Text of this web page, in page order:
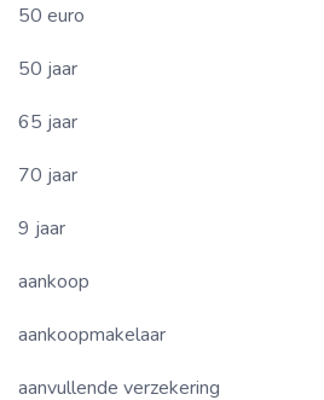
50 euro
50 jaar
65 jaar
70 jaar
9 jaar
aankoop
aankoopmakelaar
aanvullende verzekering